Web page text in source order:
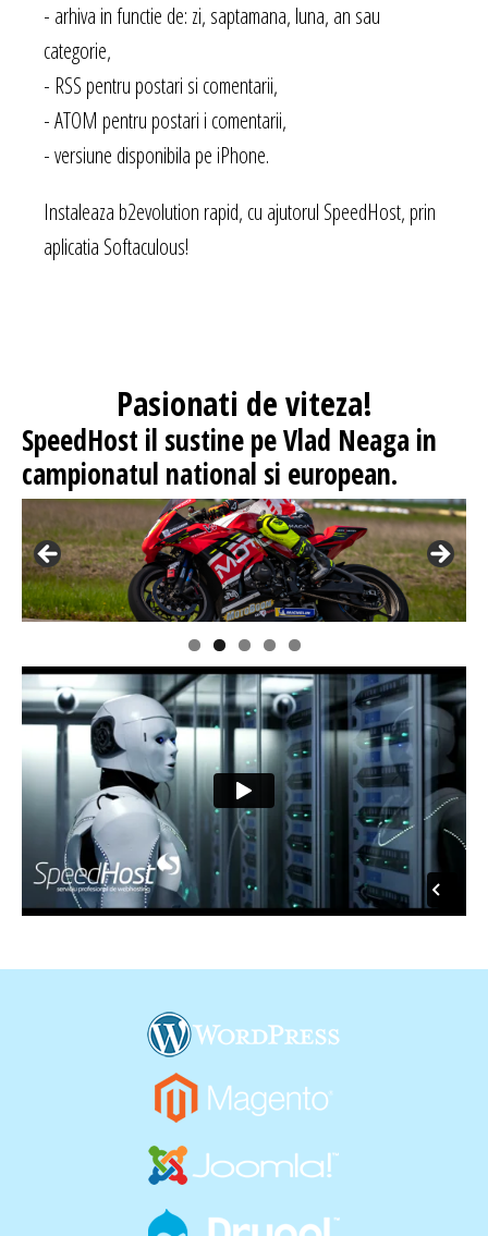
- arhiva in functie de: zi, saptamana, luna, an sau
categorie,
- RSS pentru postari si comentarii,
- ATOM pentru postari i comentarii,
- versiune disponibila pe iPhone.
Instaleaza b2evolution rapid, cu ajutorul SpeedHost, prin
aplicatia Softaculous!
Pasionati de viteza!
SpeedHost il sustine pe Vlad Neaga in
campionatul national si european.